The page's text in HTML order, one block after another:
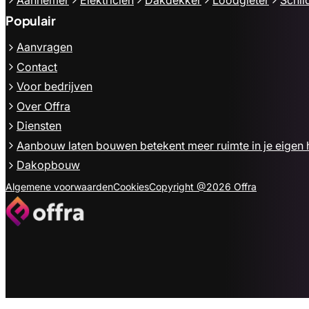
Populair
Aanvragen
Contact
Voor bedrijven
Over Offra
Diensten
Aanbouw laten bouwen betekent meer ruimte in je eigen
Dakopbouw
Algemene voorwaardenCookiesCopyright @2026 Offra